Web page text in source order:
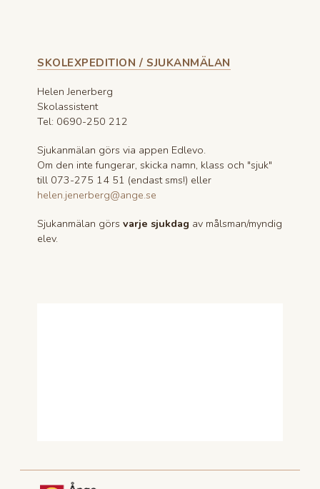
SKOLEXPEDITION / SJUKANMÄLAN
Helen Jenerberg
Skolassistent
Tel: 0690-250 212
Sjukanmälan görs via appen Edlevo.
Om den inte fungerar, skicka namn, klass och "sjuk"
till 073-275 14 51 (endast sms!) eller
helen.jenerberg@ange.se
Sjukanmälan görs varje sjukdag av målsman/myndig
elev.